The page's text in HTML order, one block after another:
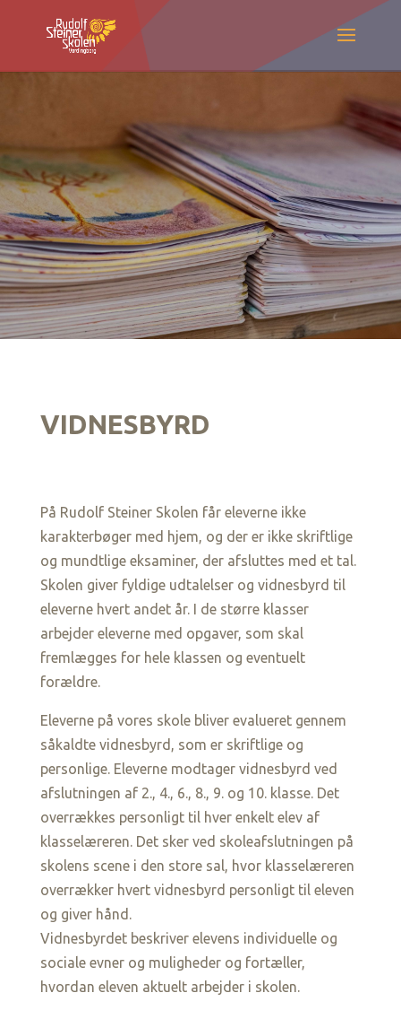
VIDNESBYRD
På Rudolf Steiner Skolen får eleverne ikke
karakterbøger med hjem, og der er ikke skriftlige
og mundtlige eksaminer, der afsluttes med et tal.
Skolen giver fyldige udtalelser og vidnesbyrd til
eleverne hvert andet år. I de større klasser
arbejder eleverne med opgaver, som skal
fremlægges for hele klassen og eventuelt
forældre.
Eleverne på vores skole bliver evalueret gennem
såkaldte vidnesbyrd, som er skriftlige og
personlige. Eleverne modtager vidnesbyrd ved
afslutningen af 2., 4., 6., 8., 9. og 10. klasse. Det
overrækkes personligt til hver enkelt elev af
klasselæreren. Det sker ved skoleafslutningen på
skolens scene i den store sal, hvor klasselæreren
overrækker hvert vidnesbyrd personligt til eleven
og giver hånd.
Vidnesbyrdet beskriver elevens individuelle og
sociale evner og muligheder og fortæller,
hvordan eleven aktuelt arbejder i skolen.